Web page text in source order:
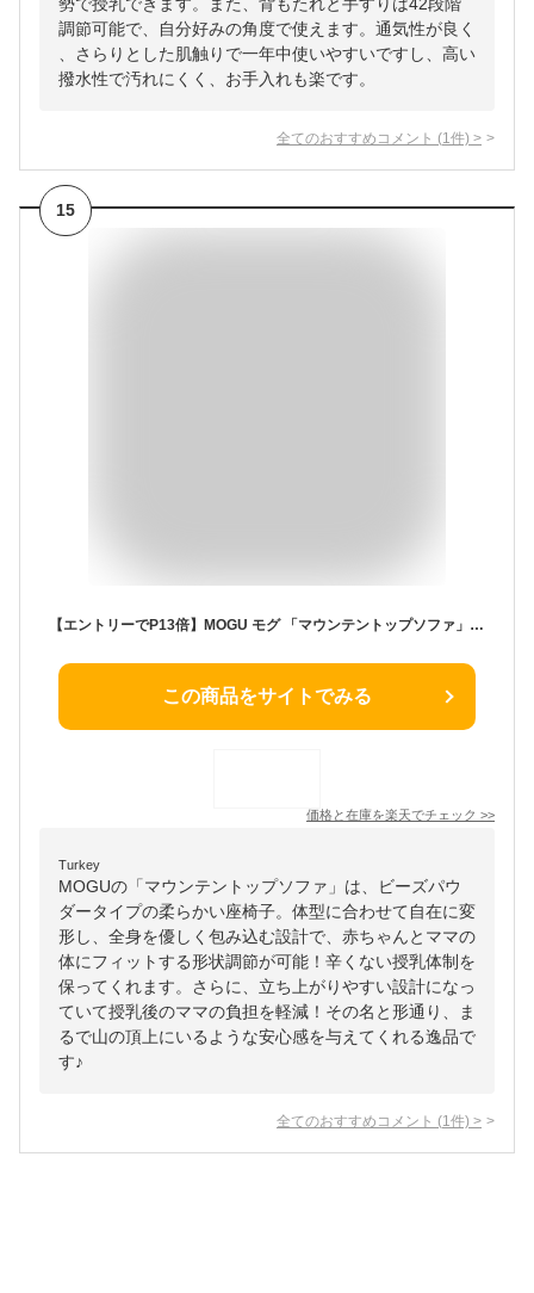
勢で授乳できます。また、背もたれと手すりは42段階
調節可能で、自分好みの角度で使えます。通気性が良く
、さらりとした肌触りで一年中使いやすいですし、高い
撥水性で汚れにくく、お手入れも楽です。
全てのおすすめコメント (1 件) >
15
【エントリーでP13倍】MOGU モグ 「マウンテントップソファ」 本体 カバー付 正規品 パウダービーズ ビーズクッション 一人掛け ソファー リラックス 安定姿勢 在宅勤務 テレワーク 癒しアイテム 無地 レッド ブラウン ベージュ ブラック 【S】
この商品をサイトでみる
価格と在庫を楽天でチェック >>
Turkey
MOGUの「マウンテントップソファ」は、ビーズパウ
ダータイプの柔らかい座椅子。体型に合わせて自在に変
形し、全身を優しく包み込む設計で、赤ちゃんとママの
体にフィットする形状調節が可能！辛くない授乳体制を
保ってくれます。さらに、立ち上がりやすい設計になっ
ていて授乳後のママの負担を軽減！その名と形通り、ま
るで山の頂上にいるような安心感を与えてくれる逸品で
す♪
全てのおすすめコメント (1 件) >